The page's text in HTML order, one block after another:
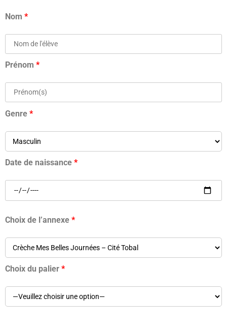
Nom *
Prénom *
Genre *
Date de naissance *
Choix de l’annexe *
Choix du palier *